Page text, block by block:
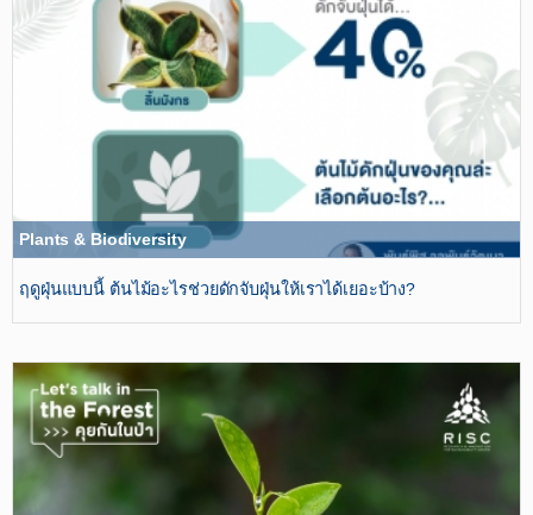
Plants & Biodiversity
ฤดูฝุ่นแบบนี้ ต้นไม้อะไรช่วยดักจับฝุ่นให้เราได้เยอะบ้าง?